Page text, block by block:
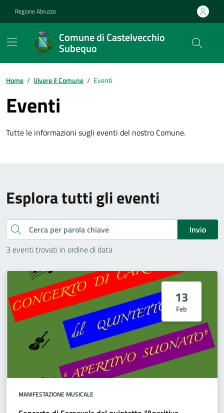
Regione Abruzzo
Comune di Castelvecchio
Subequo
Contenuti in evidenza
Home / Vivere il Comune / Eventi
Eventi
Tutte le informazioni sugli eventi del nostro Comune.
Esplora tutti gli eventi
Cerca
Invio
3 eventi trovati in ordine di data
13
Feb
MANIFESTAZIONE MUSICALE